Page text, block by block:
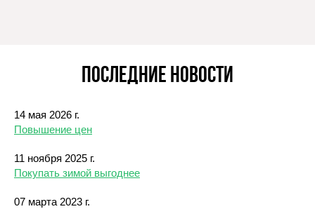
Последние новости
14 мая 2026 г.
Повышение цен
11 ноября 2025 г.
Покупать зимой выгоднее
07 марта 2023 г.